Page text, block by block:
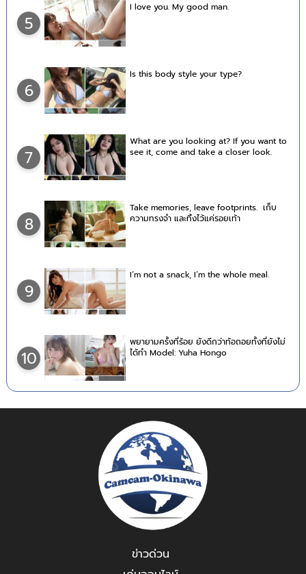
5
I love you. My good man.
6
Is this body style your type?
7
What are you looking at? If you want to
see it, come and take a closer look.
8
Take memories, leave footprints. เก็บ
ความทรงจำ และทิ้งไว้แค่รอยเท้า
9
I’m not a snack, I’m the whole meal.
10
พยายามครั้งที่ร้อย ยังดีกว่าท้อถอยทั้งที่ยังไม่
ได้ทำ Model: Yuha Hongo
ข่าวด่วน